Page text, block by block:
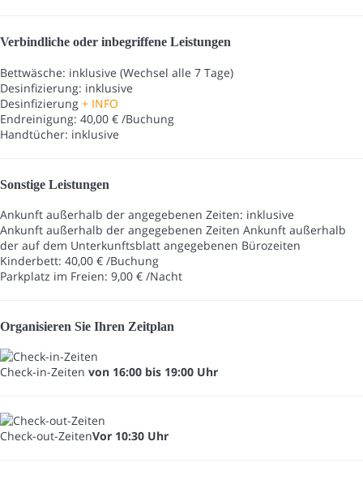
Verbindliche oder inbegriffene Leistungen
Bettwäsche: inklusive (Wechsel alle 7 Tage)
Desinfizierung: inklusive
Desinfizierung + INFO
Endreinigung: 40,00 € /Buchung
Handtücher: inklusive
Sonstige Leistungen
Ankunft außerhalb der angegebenen Zeiten: inklusive
Ankunft außerhalb der angegebenen Zeiten Ankunft außerhalb
der auf dem Unterkunftsblatt angegebenen Bürozeiten
Kinderbett: 40,00 € /Buchung
Parkplatz im Freien: 9,00 € /Nacht
Organisieren Sie Ihren Zeitplan
Check-in-Zeiten von 16:00 bis 19:00 Uhr
Check-out-ZeitenVor 10:30 Uhr